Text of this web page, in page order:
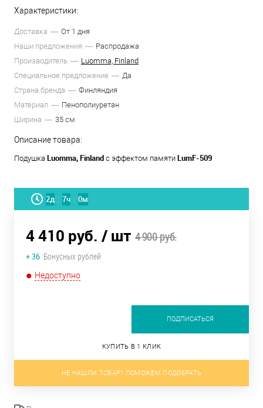
Характеристики:
Доставка
От 1 дня
Наши предложения
Распродажа
Производитель
Luomma, Finland
Специальное предложение
Да
Страна бренда
Финляндия
Материал
Пенополиуретан
Ширина
35 см
Описание товара:
Подушка Luomma, Finland с эффектом памяти LumF-509
2д : 7ч : 0м
4 410 руб. / шт 4 900 руб.
+ 36 Бонусных рублей
Недоступно
ПОДПИСАТЬСЯ
КУПИТЬ В 1 КЛИК
НЕ НАШЛИ ТОВАР? ПОМОЖЕМ ПОДОБРАТЬ